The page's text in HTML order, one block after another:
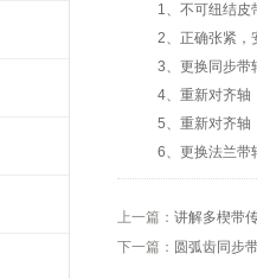
1、不可纽结皮带
2、正确张紧，安
3、更换同步带
4、重新对齐轴，
5、重新对齐轴，
6、更换法兰带轮
上一篇： 讲解多楔带
下一篇： 圆弧齿同步